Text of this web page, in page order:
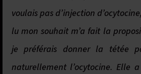
voulais pas d’injection
lu mon souhait m’a fait la
je préférais donner la tétée
naturellement l’ocytocine. Elle